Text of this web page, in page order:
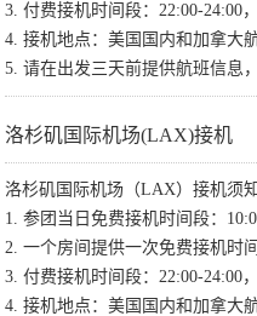
3. 付费接机时间段：22:00-24:00
4. 接机地点：美国国内和加拿大
5. 请在出发三天前提供航班信息
洛杉矶国际机场(LAX)接机
洛杉矶国际机场（LAX）接机须
1. 参团当日免费接机时间段：
2. 一个房间提供一次免费接机时
3. 付费接机时间段：22:00-24:00
4. 接机地点：美国国内和加拿大